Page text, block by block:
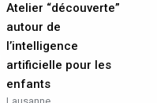
Atelier “découverte”
autour de
l’intelligence
artificielle pour les
enfants